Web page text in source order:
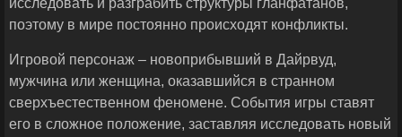
исследовать и разграбить структуры гланфатанов,
поэтому в мире постоянно происходят конфликты.
Игровой персонаж – новоприбывший в Дайрвуд,
мужчина или женщина, оказавшийся в странном
сверхъестественном феномене. События игры ставят
его в сложное положение, заставляя исследовать новый